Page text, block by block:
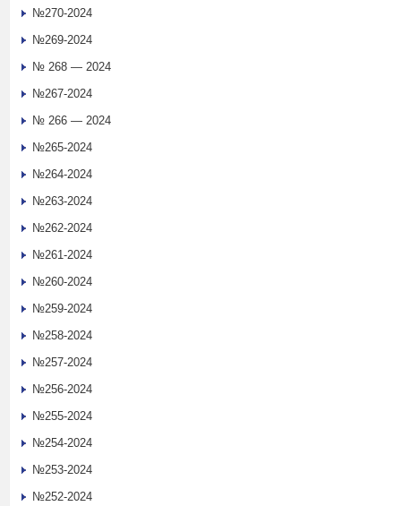
№270-2024
№269-2024
№ 268 — 2024
№267-2024
№ 266 — 2024
№265-2024
№264-2024
№263-2024
№262-2024
№261-2024
№260-2024
№259-2024
№258-2024
№257-2024
№256-2024
№255-2024
№254-2024
№253-2024
№252-2024